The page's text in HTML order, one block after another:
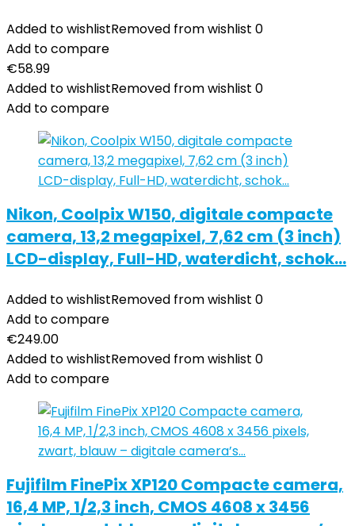
Added to wishlistRemoved from wishlist 0
Add to compare
€58.99
Added to wishlistRemoved from wishlist 0
Add to compare
Nikon, Coolpix W150, digitale compacte
camera, 13,2 megapixel, 7,62 cm (3 inch)
LCD-display, Full-HD, waterdicht, schok…
Added to wishlistRemoved from wishlist 0
Add to compare
€249.00
Added to wishlistRemoved from wishlist 0
Add to compare
Fujifilm FinePix XP120 Compacte camera,
16,4 MP, 1/2,3 inch, CMOS 4608 x 3456